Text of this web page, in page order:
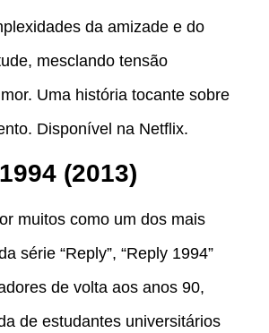
da amizade e do
mesclando tensão
Uma história tocante sobre
Disponível na Netflix.
(2013)
muitos como um dos mais
série “Reply”, “Reply 1994”
de volta aos anos 90,
de estudantes universitários